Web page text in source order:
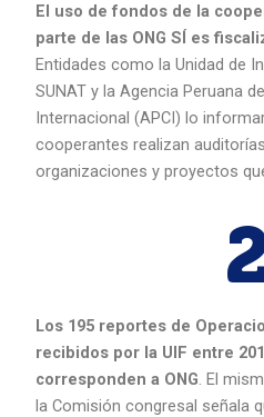
El uso de fondos de la
parte de las ONG SÍ es
Entidades como la Unidad de
SUNAT y la Agencia Peruana
Internacional (APCI) lo
cooperantes realizan
organizaciones y proyectos
Los 195 reportes de
recibidos por la UIF entre
corresponden a ONG. El
la Comisión congresal señala